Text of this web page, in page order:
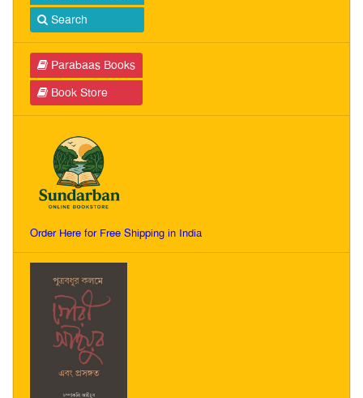
Search
Parabaas Books
Book Store
Order Here for Free Shipping in India